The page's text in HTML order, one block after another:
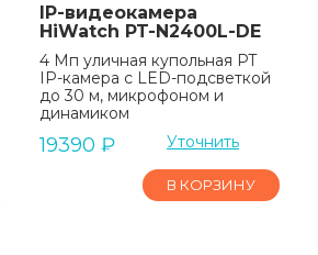
IP-видеокамера
HiWatch PT-N2400L-DE
4 Мп уличная купольная PT
IP-камера с LED-подсветкой
до 30 м, микрофоном и
динамиком
19390 ₽ Уточнить
В КОРЗИНУ